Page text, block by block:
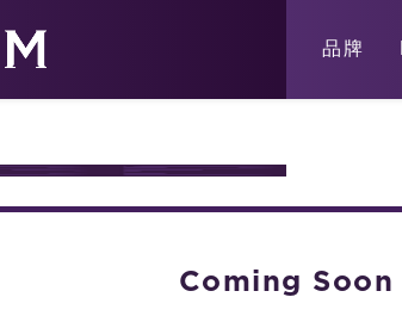
品牌
Coming Soon